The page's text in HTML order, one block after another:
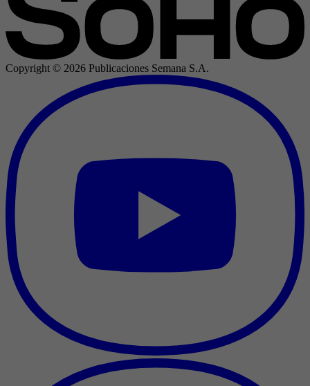
Copyright © 2026 Publicaciones Semana S.A.